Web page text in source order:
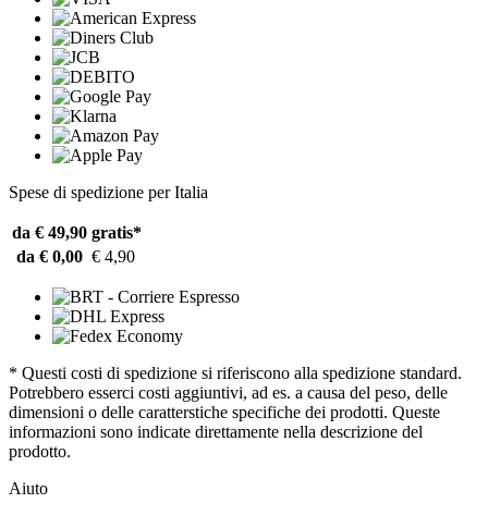
Spese di spedizione per Italia
da € 49,90 gratis*
da € 0,00 € 4,90
* Questi costi di spedizione si riferiscono alla spedizione standard.
Potrebbero esserci costi aggiuntivi, ad es. a causa del peso, delle
dimensioni o delle caratterstiche specifiche dei prodotti. Queste
informazioni sono indicate direttamente nella descrizione del
prodotto.
Aiuto